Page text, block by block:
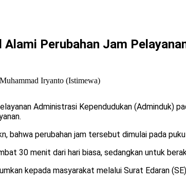
Perubahan Jam
Administrasi Kependudukan (Adminduk)
bahwa perubahan jam tersebut dimulai pada
30 menit dari hari biasa, sedangkan untuk
kepada masyarakat melalui Surat Edaran